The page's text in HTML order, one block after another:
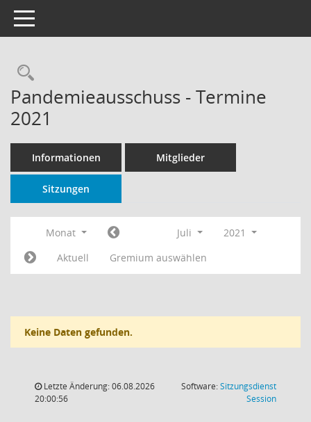
Toggle navigation
Rechercheauswahl
Pandemieausschuss - Termine
2021
Informationen Mitglieder
Sitzungen
Monat Juli
2021
Aktuell
Gremium auswählen
Keine Daten gefunden.
Letzte Änderung: 06.08.2026
20:00:56
Software:Sitzungsdienst
Session(Wird in